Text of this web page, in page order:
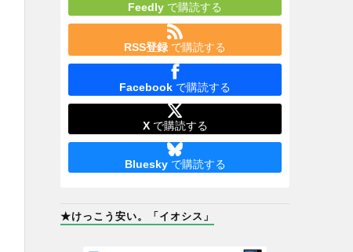
Feedly で購読する
RSS登録 で購読する
Facebook で購読する
Xで購読する
Blueskyで購読する
★けっこう安い。「イオシス」